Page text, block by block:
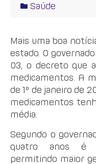
Saúde
Mais uma boa
estado. O
03, o decreto que
medicamentos. A
de 1º de janeiro de
medicamentos
média.
Segundo o
quatro anos é
permitindo maior